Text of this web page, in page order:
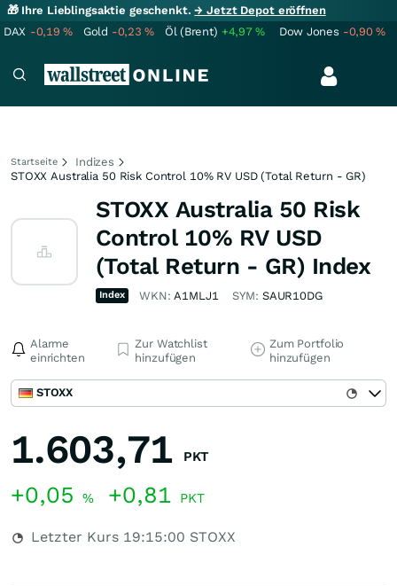
🎁 Ihre Lieblingsaktie geschenkt.→ Jetzt Depot eröffnen
DAX -0,19% Gold -0,23% Öl (Brent) +4,97% Dow Jones -0,90%
Startseite
Indizes
STOXX Australia 50 Risk Control 10% RV USD (Total Return - GR)
STOXX Australia 50 Risk
Control 10% RV USD
(Total Return - GR) Index
Index WKN:A1MLJ1 SYM: SAUR10DG
Alarme
einrichten
Zur Watchlist
hinzufügen
Zum Portfolio
hinzufügen
STOXX
1.603,71 PKT
+0,05 % +0,81 PKT
Letzter Kurs 19:15:00 STOXX